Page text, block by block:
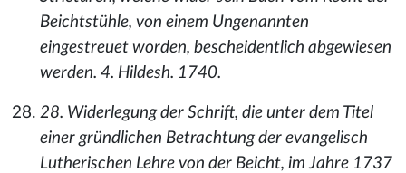
Beichtstühle, von einem Ungenannten
eingestreuet worden, bescheidentlich abgewiesen
werden. 4. Hildesh. 1740.
28. Widerlegung der Schrift, die unter dem Titel
einer gründlichen Betrachtung der evangelisch
Lutherischen Lehre von der Beicht, im Jahre 1737